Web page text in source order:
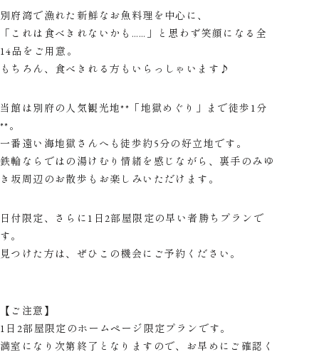
別府湾で漁れた新鮮なお魚料理を中心に、
「これは食べきれないかも……」と思わず笑顔になる全
14品をご用意。
もちろん、食べきれる方もいらっしゃいます♪
当館は別府の人気観光地**「地獄めぐり」まで徒歩1分
**。
一番遠い海地獄さんへも徒歩約5分の好立地です。
鉄輪ならではの湯けむり情緒を感じながら、裏手のみゆ
き坂周辺のお散歩もお楽しみいただけます。
日付限定、さらに1日2部屋限定の早い者勝ちプランで
す。
見つけた方は、ぜひこの機会にご予約ください。
【ご注意】
1日2部屋限定のホームページ限定プランです。
満室になり次第終了となりますので、お早めにご確認く